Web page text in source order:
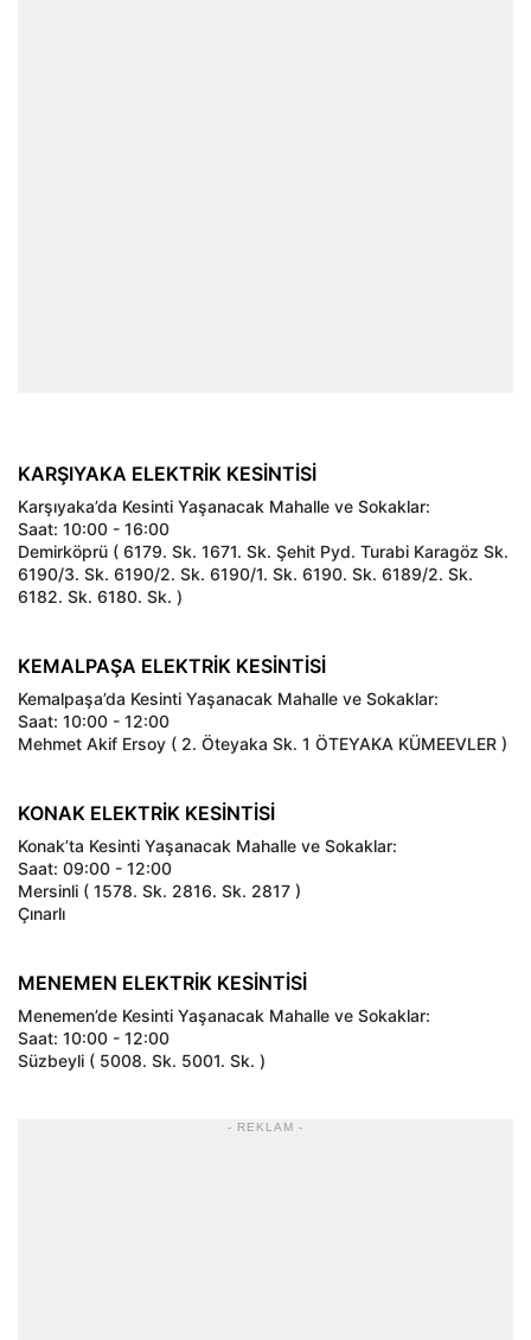
KARŞIYAKA ELEKTRİK KESİNTİSİ
Karşıyaka’da Kesinti Yaşanacak Mahalle ve Sokaklar:
Saat: 10:00 - 16:00
Demirköprü ( 6179. Sk. 1671. Sk. Şehit Pyd. Turabi Karagöz Sk.
6190/3. Sk. 6190/2. Sk. 6190/1. Sk. 6190. Sk. 6189/2. Sk.
6182. Sk. 6180. Sk. )
KEMALPAŞA ELEKTRİK KESİNTİSİ
Kemalpaşa’da Kesinti Yaşanacak Mahalle ve Sokaklar:
Saat: 10:00 - 12:00
Mehmet Akif Ersoy ( 2. Öteyaka Sk. 1 ÖTEYAKA KÜMEEVLER )
KONAK ELEKTRİK KESİNTİSİ
Konak’ta Kesinti Yaşanacak Mahalle ve Sokaklar:
Saat: 09:00 - 12:00
Mersinli ( 1578. Sk. 2816. Sk. 2817 )
Çınarlı
MENEMEN ELEKTRİK KESİNTİSİ
Menemen’de Kesinti Yaşanacak Mahalle ve Sokaklar:
Saat: 10:00 - 12:00
Süzbeyli ( 5008. Sk. 5001. Sk. )
- REKLAM -